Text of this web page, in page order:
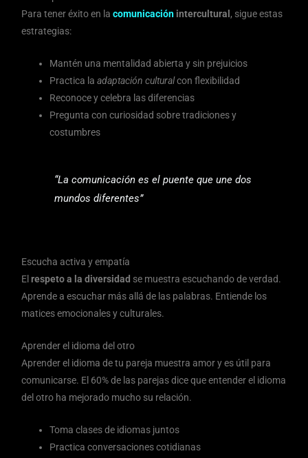
Para tener éxito en lacomunicación intercultural , sigue estas
estrategias:
Mantén una mentalidad abierta y sin prejuicios
Practica laadaptación culturalcon flexibilidad
Reconoce y celebra las diferencias
Pregunta con curiosidad sobre tradiciones y
costumbres
“La comunicación es el puente que une dos
mundos diferentes”
Escucha activa y empatía
Elrespeto a la diversidad se muestra escuchando de verdad.
Aprende a escuchar más allá de las palabras. Entiende los
matices emocionales y culturales.
Aprender el idioma del otro
Aprender el idioma de tu pareja muestra amor y es útil para
comunicarse. El 60% de las parejas dice que entender el idioma
del otro ha mejorado mucho su relación.
Toma clases de idiomas juntos
Practica conversaciones cotidianas